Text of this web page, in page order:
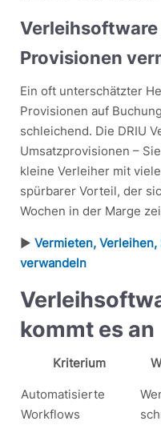
Provisionen
Ein oft unterschätzter
Provisionen auf
schleichend. Die DRIU
Umsatzprovisionen –
kleine Verleiher mit
spürbarer Vorteil, der
Wochen in der Marge
► Vermieten,
verwandeln
kommt es an
Kriterium
Automatisierte
Workflows